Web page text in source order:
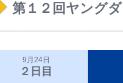
第１２回ヤング
9月24日
２日目